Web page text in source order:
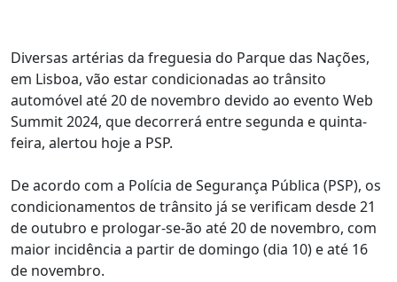
Diversas artérias da freguesia do Parque das Nações,
em Lisboa, vão estar condicionadas ao trânsito
automóvel até 20 de novembro devido ao evento Web
Summit 2024, que decorrerá entre segunda e quinta-
feira, alertou hoje a PSP.
De acordo com a Polícia de Segurança Pública (PSP), os
condicionamentos de trânsito já se verificam desde 21
de outubro e prologar-se-ão até 20 de novembro, com
maior incidência a partir de domingo (dia 10) e até 16
de novembro.